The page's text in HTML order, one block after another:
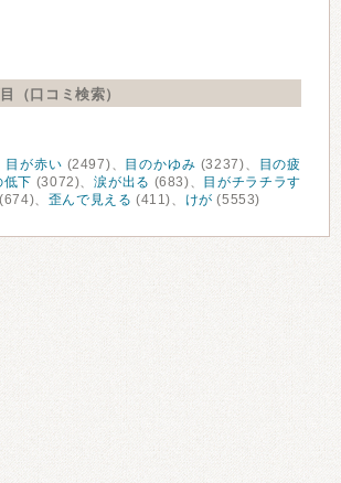
（口コミ検索）
目が赤い (2497)、 目のかゆみ (3237)、
目の疲
低下 (3072)、涙が出る (683)、
目がチラチラす
(674)、 歪んで見える (411)、 けが (5553)